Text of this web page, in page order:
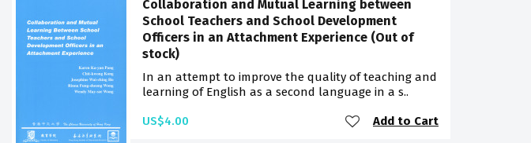
Collaboration and Mutual Learning between
School Teachers and School Development
Officers in an Attachment Experience (Out of
stock)
In an attempt to improve the quality of teaching and
learning of English as a second language in a s..
US$4.00 Add to Cart